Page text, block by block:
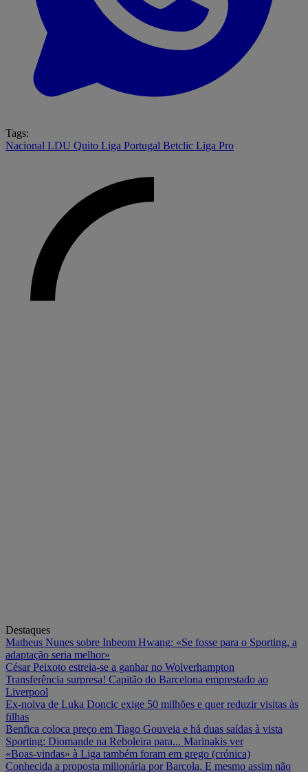
Tags:
Nacional LDU Quito Liga Portugal Betclic Liga Pro
Destaques
Matheus Nunes sobre Inbeom Hwang: «Se fosse para o Sporting, a
adaptação seria melhor»
César Peixoto estreia-se a ganhar no Wolverhampton
Transferência surpresa! Capitão do Barcelona emprestado ao
Liverpool
Ex-noiva de Luka Doncic exige 50 milhões e quer reduzir visitas às
filhas
Benfica coloca preço em Tiago Gouveia e há duas saídas à vista
Sporting: Diomande na Reboleira para... Marinakis ver
«Boas-vindas» à Liga também foram em grego (crónica)
Conhecida a proposta milionária por Barcola. E mesmo assim não